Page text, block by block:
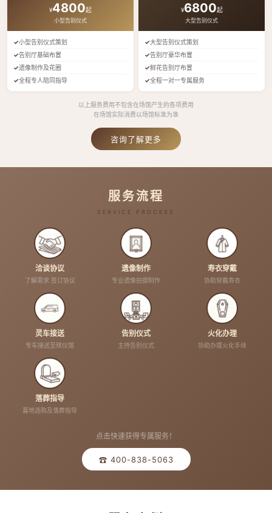
¥4800起
小型告别仪式
小型告别仪式策划
告别厅基础布置
遗像制作及花圈
全程专人陪同指导
¥6800起
大型告别仪式
大型告别仪式策划
告别厅豪华布置
鲜花告别厅布置
全程一对一专属服务
以上服务费用不包含在场馆产生的各项费用
在场馆实际消费以场馆标准为准
咨询了解更多
服务流程
SERVICE PROCESS
洽谈协议
了解需求 签订协议
遗像制作
专业遗像拍摄制作
寿衣穿戴
协助穿戴寿衣
灵车接送
专车接送至殡仪馆
告别仪式
主持告别仪式
火化办理
协助办理火化手续
落葬指导
墓地选购及落葬指导
点击快速获得专属服务！
☎ 400-838-5063